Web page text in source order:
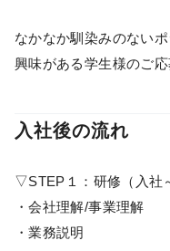
なかなか馴染みのない
興味がある学生様のご
入社後の流れ
▽STEP１：研修（入社
・会社理解/事業理解
・業務説明